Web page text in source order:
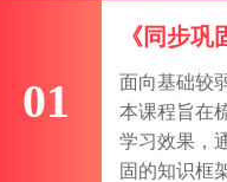
01
《同步巩
面向基础较
本课程旨在
学习效果，
固的知识框